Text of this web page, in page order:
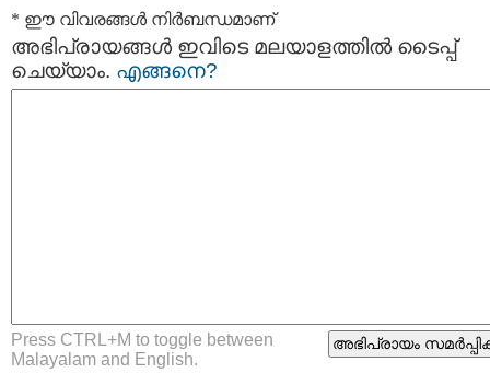
* ഈ വിവരങ്ങള്‍ നിര്‍ബന്ധമാണ്
അഭിപ്രായങ്ങള്‍ ഇവിടെ മലയാളത്തില്‍ ടൈപ്പ്
ചെയ്യാം. എങ്ങനെ?
Press CTRL+M to toggle between
Malayalam and English.